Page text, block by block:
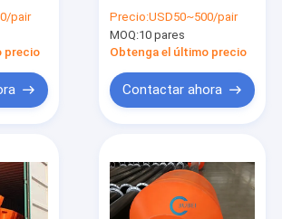
pair
precio
el 160Mm de la arena
del HDPE de la
tubería 6 pulgadas
Precio:USD50~500/pair
MOQ:10 pares
Obtenga el último precio
Contactar ahora